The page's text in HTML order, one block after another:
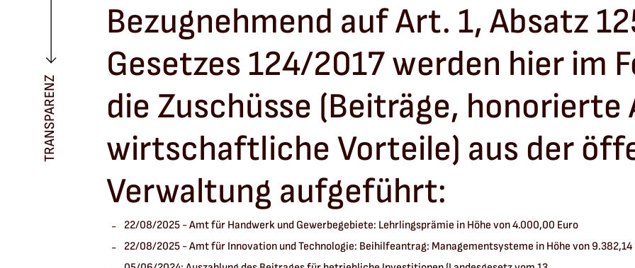
TRANSPARENZ
Bezugnehmend auf Art. 1, Absatz
Gesetzes 124/2017 werden hier im
die Zuschüsse (Beiträge, honorierte
wirtschaftliche Vorteile) aus der
Verwaltung aufgeführt:
22/08/2025 - Amt für Handwerk und Gewerbegebiete: Lehrlingsprämie in Höhe von 4.000,00 Euro
22/08/2025 - Amt für Innovation und Technologie: Beihilfeantrag: Managementsysteme in Höhe von 9.382,14